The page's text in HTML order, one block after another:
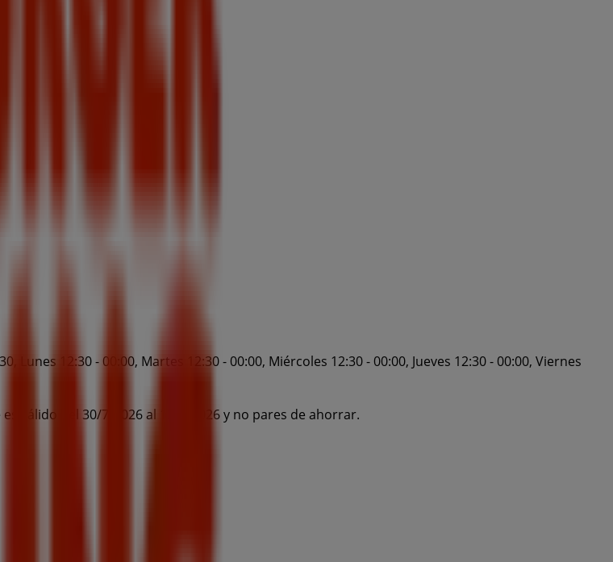
12:30 - 00:00, Martes 12:30 - 00:00, Miércoles 12:30 - 00:00, Jueves 12:30 - 00:00, Viernes
válido del 30/7/2026 al 12/8/2026 y no pares de ahorrar.